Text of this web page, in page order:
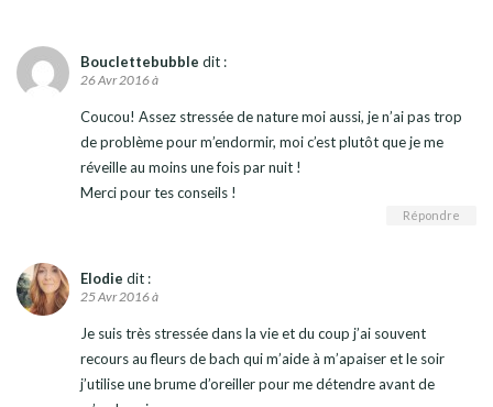
Bouclettebubble dit :
26 Avr 2016 à
Coucou! Assez stressée de nature moi aussi, je n’ai pas trop
de problème pour m’endormir, moi c’est plutôt que je me
réveille au moins une fois par nuit !
Merci pour tes conseils !
Répondre
Elodie dit :
25 Avr 2016 à
Je suis très stressée dans la vie et du coup j’ai souvent
recours au fleurs de bach qui m’aide à m’apaiser et le soir
j’utilise une brume d’oreiller pour me détendre avant de